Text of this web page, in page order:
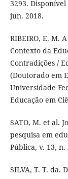
3293. Disponível
jun. 2018.
RIBEIRO, E. M.
Contexto da
Contradições /
(Doutorado em
Universidade
Educação em
SATO, M. et al.
pesquisa em
Pública, v. 13, n.
SILVA, T. T. da.